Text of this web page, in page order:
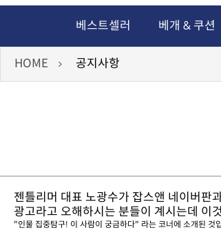
독서쿠션 2차 예구안내 2026.08.04
베스트셀러 베개 & 쿠션
HOME 공지사항
젠틀리머 대표 노광수가 잡스앤 네이버판
광고라고 오해하시는 분들이 계시는데 이
"인물 집중탐구! 이 사람이 궁금하다" 라는 코너에 소개된 것